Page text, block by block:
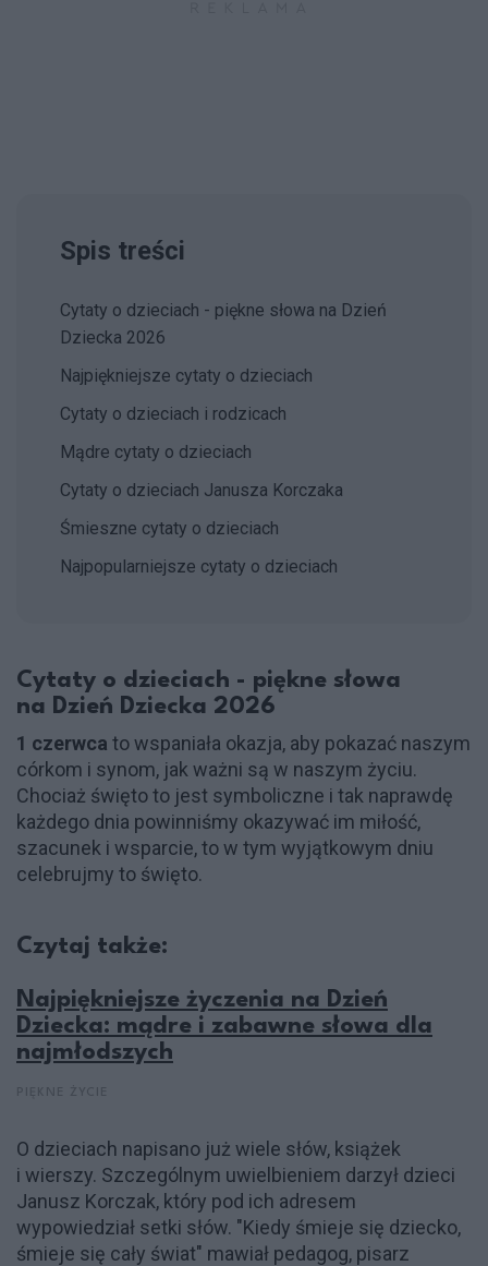
Spis treści
Cytaty o dzieciach - piękne słowa na Dzień
Dziecka 2026
Najpiękniejsze cytaty o dzieciach
Cytaty o dzieciach i rodzicach
Mądre cytaty o dzieciach
Cytaty o dzieciach Janusza Korczaka
Śmieszne cytaty o dzieciach
Najpopularniejsze cytaty o dzieciach
Cytaty o dzieciach - piękne słowa
na Dzień Dziecka 2026
1 czerwca to wspaniała okazja, aby pokazać naszym
córkom i synom, jak ważni są w naszym życiu.
Chociaż święto to jest symboliczne i tak naprawdę
każdego dnia powinniśmy okazywać im miłość,
szacunek i wsparcie, to w tym wyjątkowym dniu
celebrujmy to święto.
Czytaj także:
Najpiękniejsze życzenia na Dzień
Dziecka: mądre i zabawne słowa dla
najmłodszych
O dzieciach napisano już wiele słów, książek
i wierszy. Szczególnym uwielbieniem darzył dzieci
Janusz Korczak, który pod ich adresem
wypowiedział setki słów. "Kiedy śmieje się dziecko,
śmieje się cały świat" mawiał pedagog, pisarz